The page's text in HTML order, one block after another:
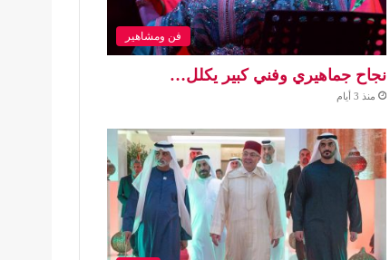
فن ومشاهير
نجاح جماهيري وفني كبير يكلل…
منذ 3 أيام